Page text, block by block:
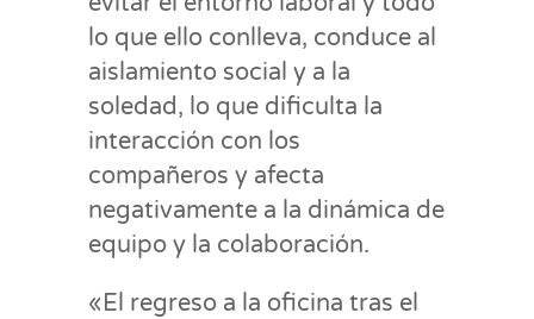
lo que ello conlleva, conduce al
aislamiento social y a la
soledad, lo que dificulta la
interacción con los
compañeros y afecta
negativamente a la dinámica de
equipo y la colaboración.
«El regreso a la oficina tras el